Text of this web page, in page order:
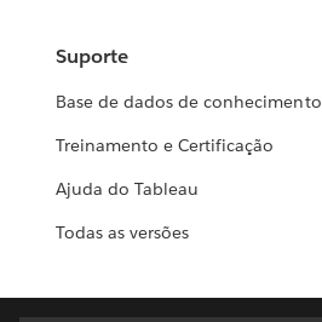
Suporte
Base de dados de conhecimento
Treinamento e Certificação
Ajuda do Tableau
Todas as versões